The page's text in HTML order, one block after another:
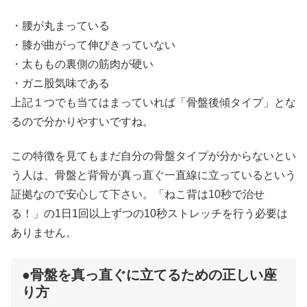
・腰が丸まっている
・膝が曲がって伸びきっていない
・太ももの裏側の筋肉が硬い
・ガニ股気味である
上記１つでも当てはまっていれば「骨盤後傾タイプ」とな
るので分かりやすいですね。
この特徴を見てもまだ自分の骨盤タイプが分からないとい
う人は、骨盤と背骨が真っ直ぐ一直線に立っているという
証拠なので安心して下さい。「ねこ背は10秒で治せ
る！」の1日1回以上ずつの10秒ストレッチを行う必要は
ありません。
●骨盤を真っ直ぐに立てるための正しい座
り方